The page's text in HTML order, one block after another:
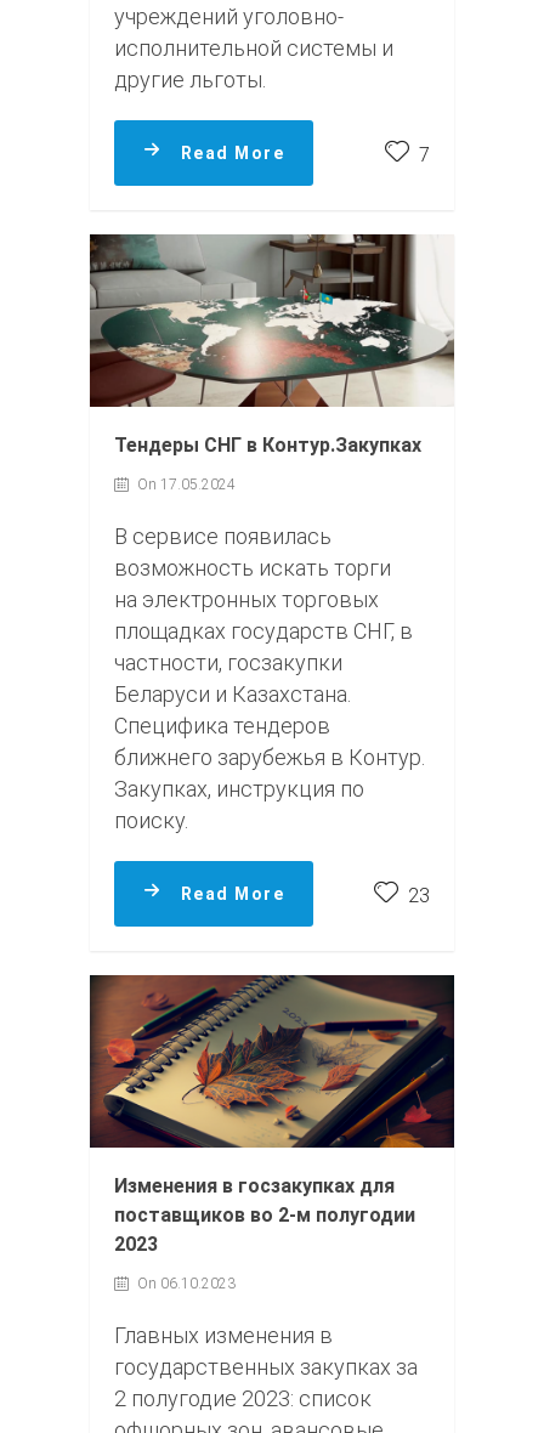
учреждений уголовно-
исполнительной системы и
другие льготы.
Read More 7
Тендеры СНГ в Контур.Закупках
On 17.05.2024
В сервисе появилась
возможность искать торги
на электронных торговых
площадках государств СНГ, в
частности, госзакупки
Беларуси и Казахстана.
Специфика тендеров
ближнего зарубежья в Контур.
Закупках, инструкция по
поиску.
Read More 23
Изменения в госзакупках для
поставщиков во 2-м полугодии
2023
On 06.10.2023
Главных изменения в
государственных закупках за
2 полугодие 2023: список